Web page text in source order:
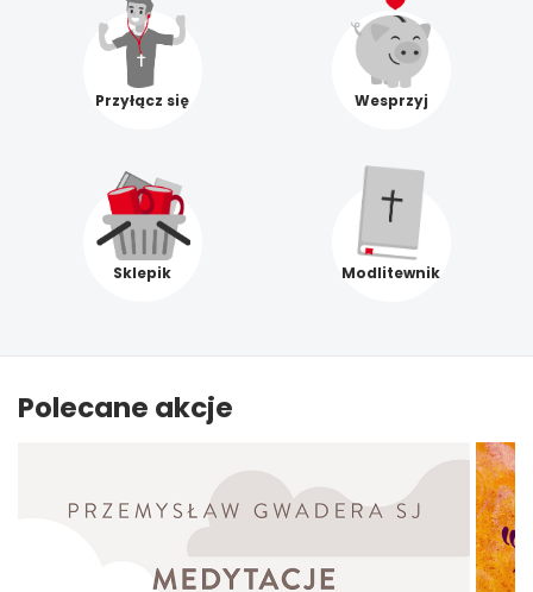
Przyłącz się Wesprzyj
Sklepik Modlitewnik
Polecane akcje